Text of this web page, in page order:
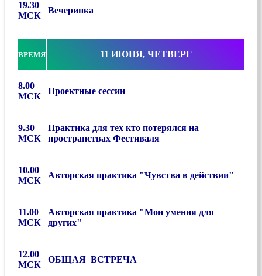
19.30
МСК
Вечеринка
ВРЕМЯ 11 ИЮНЯ, ЧЕТВЕРГ
8.00
МСК
Проектные сессии
9.30
МСК
Практика для тех кто потерялся на
пространствах Фестиваля
10.00
МСК
Авторская практика "Чувства в действии"
11.00
МСК
Авторская практика "Мои умения для
других"
12.00
МСК
ОБЩАЯ ВСТРЕЧА